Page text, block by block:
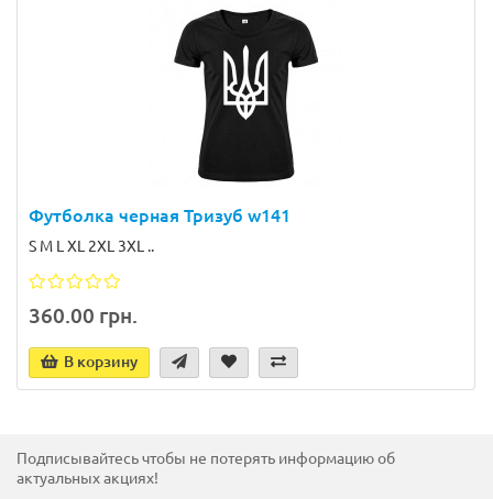
Футболка черная Тризуб w141
S M L XL 2XL 3XL ..
360.00 грн.
В корзину
Подписывайтесь чтобы не потерять информацию об
актуальных акциях!